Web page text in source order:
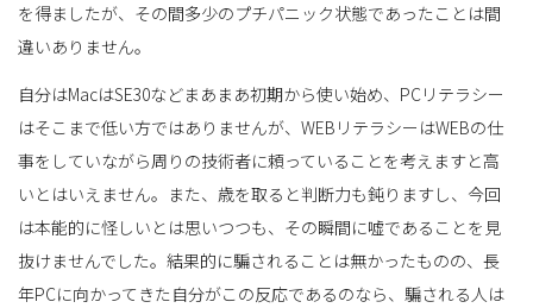
を得ましたが、その間多少のプチパニック状態であったことは間
違いありません。
自分はMacはSE30などまあまあ初期から使い始め、PCリテラシー
はそこまで低い方ではありませんが、WEBリテラシーはWEBの仕
事をしていながら周りの技術者に頼っていることを考えますと高
いとはいえません。また、歳を取ると判断力も鈍りますし、今回
は本能的に怪しいとは思いつつも、その瞬間に嘘であることを見
抜けませんでした。結果的に騙されることは無かったものの、長
年PCに向かってきた自分がこの反応であるのなら、騙される人は